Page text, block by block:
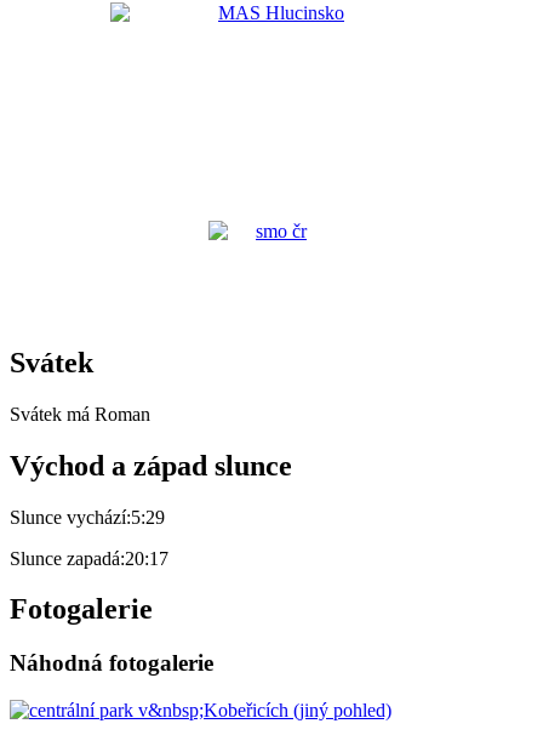
Svátek
Svátek má Roman
Východ a západ slunce
Slunce vychází:5:29
Slunce zapadá:20:17
Fotogalerie
Náhodná fotogalerie